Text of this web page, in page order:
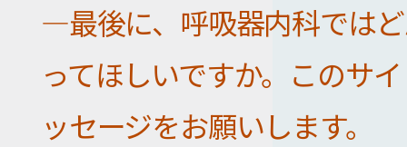
―最後に、呼吸器内科では
ってほしいですか。このサ
ッセージをお願いします。